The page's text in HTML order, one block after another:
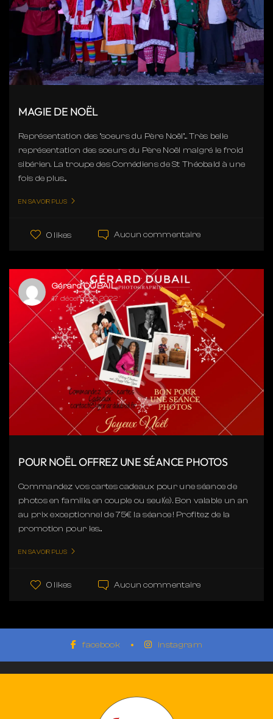
MAGIE DE NOËL
Représentation des "soeurs du Père Noël"... Très belle
représentation des soeurs du Père Noël malgré le froid
sibérien. La troupe des Comédiens de St Théobald à une
fois de plus...
EN SAVOIR PLUS
0 likes Aucun commentaire
Gérard DUBAIL
17 décembre 2022
POUR NOËL OFFREZ UNE SÉANCE PHOTOS
Commandez vos cartes cadeaux pour une séance de
photos en famille, en couple ou seul(e). Bon valable un an
au prix exceptionnel de 75€ la séance ! Profitez de la
promotion pour les...
EN SAVOIR PLUS
0 likes Aucun commentaire
facebook instagram